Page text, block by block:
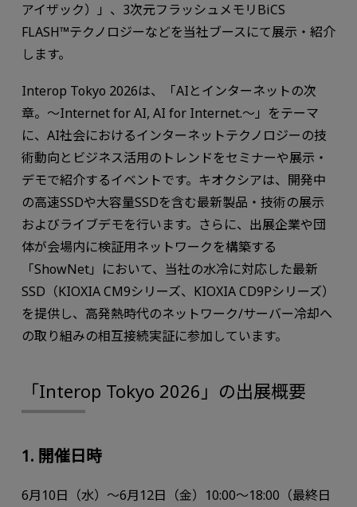
アイザック）」、3次元フラッシュメモリBiCS
FLASH™テクノロジーなどを当社ブースにて展示・紹介
します。
Interop Tokyo 2026は、「AIとインターネットの次
章。～Internet for AI, AI for Internet.～」をテーマ
に、AI社会におけるインターネットテクノロジーの技
術動向とビジネス活用のトレンドをセミナーや展示・
デモで紹介するイベントです。キオクシアは、開発中
の高速SSDや大容量SSDを含む最新製品・技術の展示
およびライブデモを行います。さらに、出展企業や団
体が会場内に検証用ネットワークを構築する
「ShowNet」において、当社の水冷に対応した最新
SSD（KIOXIA CM9シリーズ、KIOXIA CD9Pシリーズ）
を提供し、高発熱時代のネットワーク/サーバー冷却へ
の取り組みの相互接続実証に参加しています。
「Interop Tokyo 2026」の出展概要
1. 開催日時
6月10日（水）～6月12日（金）10:00～18:00（最終日